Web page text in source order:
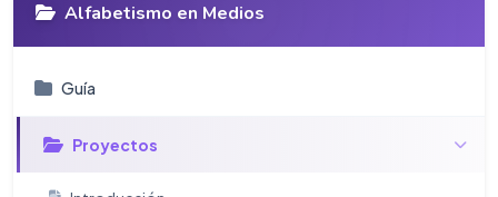
Alfabetismo en Medios
Guí­a
Proyectos